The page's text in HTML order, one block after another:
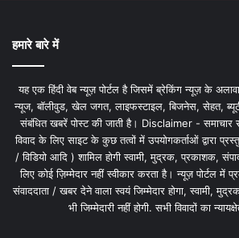
हमारे बारे में
यह एक हिंदी वेब न्यूज़ पोर्टल है जिसमें ब्रेकिंग न्यूज़ के
न्यूज, बॉलीवुड, खेल जगत, लाइफस्टाइल, बिजनेस, सेहत,
संबंधित खबरें पोस्ट की जाती है। Disclaimer - समाचार
विवाद के लिए साइट के कुछ तत्वों में उपयोगकर्ताओं द्वारा
/ विडियो आदि ) शामिल होगी स्वामी, मुद्रक, प्रकाशक,
लिए कोई ज़िम्मेदार नहीं स्वीकार करता है। न्यूज़ पोर्टल में
संवाददाता / खबर देने वाला स्वयं जिम्मेदार होगा, स्वामी,
भी जिम्मेदारी नहीं होगी. सभी विवादों का